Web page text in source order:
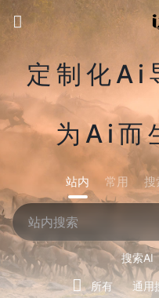
定制化Ai
为Ai而
站内 常用 搜
搜索AI
所有 通用